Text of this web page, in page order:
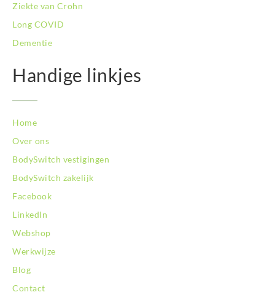
Ziekte van Crohn
Long COVID
Dementie
Handige linkjes
Home
Over ons
BodySwitch vestigingen
BodySwitch zakelijk
Facebook
LinkedIn
Webshop
Werkwijze
Blog
Contact